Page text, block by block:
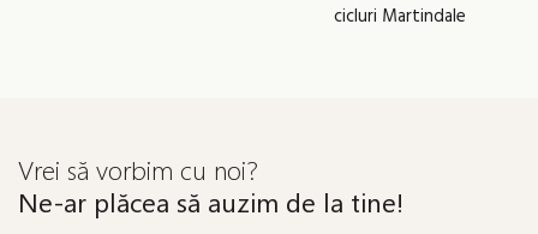
cicluri Martindale
Vrei să vorbim cu noi?
Ne-ar plăcea să auzim de la tine!